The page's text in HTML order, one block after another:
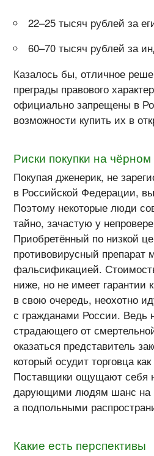
22–25 тысяч рублей за
60–70 тысяч рублей за
Казалось бы, отличное
преграды правового
официально запрещены в
возможности купить их в
Риски покупки на
Покупая дженерик, не
в Российской Федерации,
Поэтому некоторые люди
тайно, зачастую у
Приобретённый по низкой
противовирусный препарат
фальсификацией.
ниже, но не имеет гарантии
в свою очередь, неохотно
с гражданами России. Ведь
страдающего от
оказаться представитель
который осудит торговца
Поставщики ощущают себя
дарующими людям шанс на
а подпольными
Какие есть перспективы